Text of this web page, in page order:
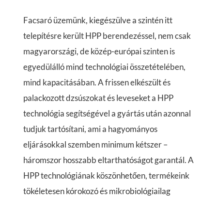
Facsaró üzemünk, kiegészülve a szintén itt
telepítésre került HPP berendezéssel, nem csak
magyarországi, de közép-európai szinten is
egyedülálló mind technológiai összetételében,
mind kapacitásában. A frissen elkészült és
palackozott dzsúszokat és leveseket a HPP
technológia segítségével a gyártás után azonnal
tudjuk tartósítani, ami a hagyományos
eljárásokkal szemben minimum kétszer –
háromszor hosszabb eltarthatóságot garantál. A
HPP technológiának köszönhetően, termékeink
tökéletesen kórokozó és mikrobiológiailag